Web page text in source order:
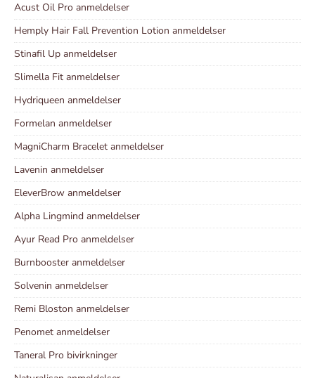
Acust Oil Pro anmeldelser
Hemply Hair Fall Prevention Lotion anmeldelser
Stinafil Up anmeldelser
Slimella Fit anmeldelser
Hydriqueen anmeldelser
Formelan anmeldelser
MagniCharm Bracelet anmeldelser
Lavenin anmeldelser
EleverBrow anmeldelser
Alpha Lingmind anmeldelser
Ayur Read Pro anmeldelser
Burnbooster anmeldelser
Solvenin anmeldelser
Remi Bloston anmeldelser
Penomet anmeldelser
Taneral Pro bivirkninger